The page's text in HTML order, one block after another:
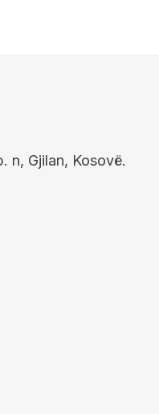
n, Gjilan, Kosovë.